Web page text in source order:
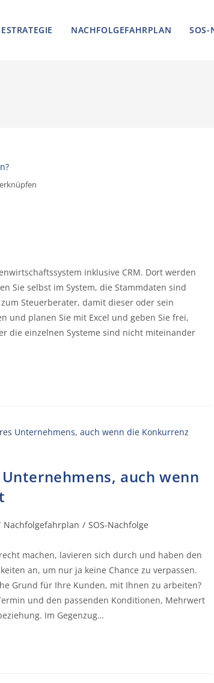
NACHFOLGEFAHRPLAN SOS-
inklusive CRM. Dort werden
Sie selbst im System, die Stammdaten sind
Steuerberater, damit dieser oder sein
und planen Sie mit Excel und geben Sie frei,
die einzelnen Systeme sind nicht miteinander
auch wenn
Nachfolgefahrplan / SOS-Nachfolge
machen, lavieren sich durch und haben den
an, um nur ja keine Chance zu verpassen.
Grund für Ihre Kunden, mit Ihnen zu arbeiten?
und den passenden Konditionen, Mehrwert
Im Gegenzug…